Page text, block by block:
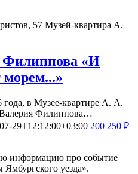
57 Музей-квартира А.
Филиппова «И
морем...»
года, в Музее-квартире А. А.
Валерия Филиппова…
29T12:12:00+03:00 200 250 ₽
информацию про событие
Ямбургского уезда».